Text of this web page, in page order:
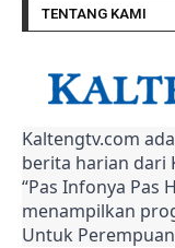
TENTANG KAMI
Kaltengtv.com
berita harian dari
“Pas Infonya Pas
menampilkan
Untuk